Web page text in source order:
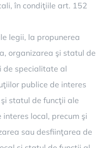
în condiţiile art. 152
legii, la propunerea
organizarea şi statul de
de specialitate al
publice de interes
statul de funcţii ale
local, precum şi
sau desfiinţarea de